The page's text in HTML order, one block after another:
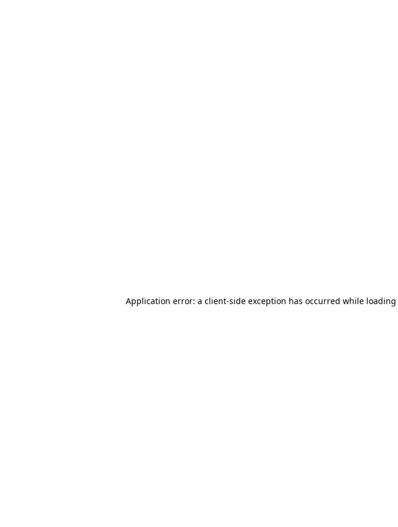
Application error: a client-side exception has occurred while loading